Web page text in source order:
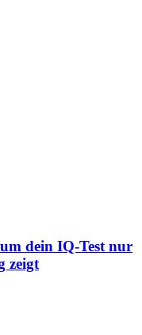
dein IQ-Test nur
zeigt